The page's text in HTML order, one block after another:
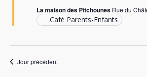
La maison des Pitchounes Rue du
Café Parents-Enfants
Jour précédent